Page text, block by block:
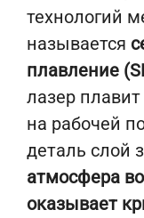
технологий
называется
плавление
лазер
на рабочей
деталь слой
атмосфера
оказывает